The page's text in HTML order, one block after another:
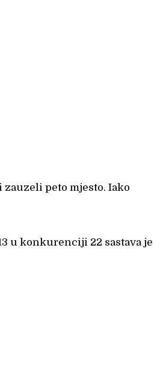
peto mjesto. Iako
u konkurenciji 22 sastava je